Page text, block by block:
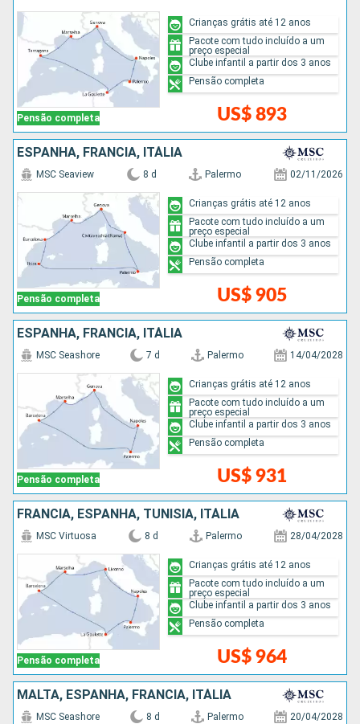
Pensão completa US$ 893
Crianças grátis até 12 anos
Pacote com tudo incluído a um
preço especial
Clube infantil a partir dos 3 anos
Pensão completa
ESPANHA, FRANCIA, ITÁLIA
Pensão completa
MSC Seaview 8 d Palermo 02/11/2026
US$ 905
Crianças grátis até 12 anos
Pacote com tudo incluído a um
preço especial
Clube infantil a partir dos 3 anos
Pensão completa
ESPANHA, FRANCIA, ITÁLIA
Pensão completa
MSC Seashore 7 d Palermo 14/04/2028
US$ 931
Crianças grátis até 12 anos
Pacote com tudo incluído a um
preço especial
Clube infantil a partir dos 3 anos
Pensão completa
FRANCIA, ESPANHA, TUNÍSIA, ITÁLIA
Pensão completa
MSC Virtuosa 8 d Palermo 28/04/2028
US$ 964
Crianças grátis até 12 anos
Pacote com tudo incluído a um
preço especial
Clube infantil a partir dos 3 anos
Pensão completa
MALTA, ESPANHA, FRANCIA, ITÁLIA
MSC Seashore 8 d Palermo 20/04/2028